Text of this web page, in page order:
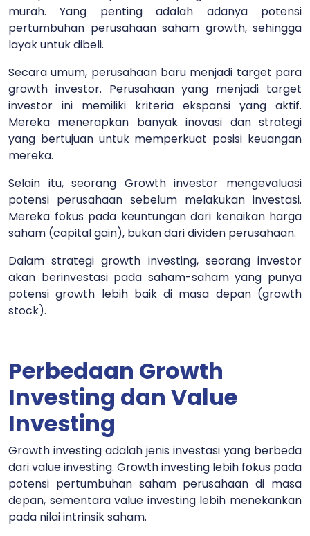
murah. Yang penting adalah adanya potensi
pertumbuhan perusahaan saham growth, sehingga
layak untuk dibeli.
Secara umum, perusahaan baru menjadi target para
growth investor. Perusahaan yang menjadi target
investor ini memiliki kriteria ekspansi yang aktif.
Mereka menerapkan banyak inovasi dan strategi
yang bertujuan untuk memperkuat posisi keuangan
mereka.
Selain itu, seorang Growth investor mengevaluasi
potensi perusahaan sebelum melakukan investasi.
Mereka fokus pada keuntungan dari kenaikan harga
saham (capital gain), bukan dari dividen perusahaan.
Dalam strategi growth investing, seorang investor
akan berinvestasi pada saham-saham yang punya
potensi growth lebih baik di masa depan (growth
stock).
Perbedaan Growth
Investing dan Value
Investing
Growth investing adalah jenis investasi yang berbeda
dari value investing. Growth investing lebih fokus pada
potensi pertumbuhan saham perusahaan di masa
depan, sementara value investing lebih menekankan
pada nilai intrinsik saham.